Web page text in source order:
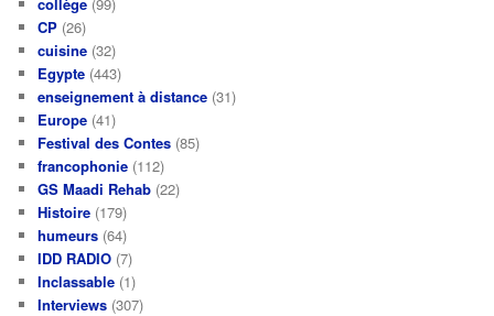
CP (26)
cuisine (32)
Egypte (443)
enseignement à distance (31)
Europe (41)
Festival des Contes (85)
francophonie (112)
GS Maadi Rehab (22)
Histoire (179)
humeurs (64)
IDD RADIO (7)
Inclassable (1)
Interviews (307)